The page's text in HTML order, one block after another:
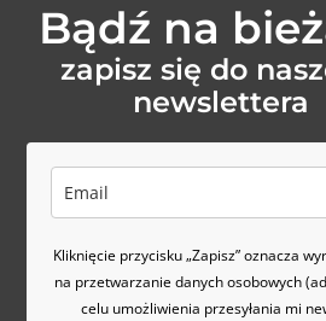
Bądź na
zapisz się do
newslettera
Kliknięcie przycisku „Zapisz” oznacza
na przetwarzanie danych osobowych
celu umożliwienia przesyłania mi